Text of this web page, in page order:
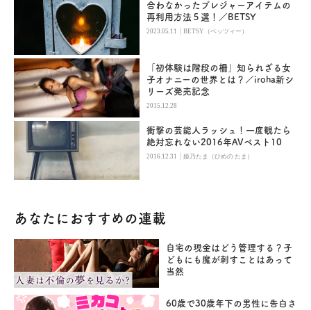
合わなかったプレジャーアイテムの
再利用方法５選！／BETSY
2023.05.11 |BETSY（ベッツィー）
「初体験は階段の柵」知られざる女
子オナニーの世界とは？／iroha新シ
リーズ発売記念
2015.12.28
衝撃の芸能人ラッシュ！一度観たら
絶対忘れない2016年AVベスト10
2016.12.31 |姫乃たま（ひめの たま）
あなたにおすすめの連載
自宅の現金はどう管理する？子
どもにも魔が刺すことはあって
当然
60歳で30歳年下の男性に告白さ